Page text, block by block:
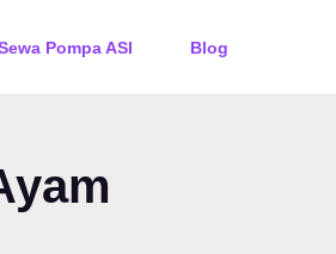
Pompa ASI Blog